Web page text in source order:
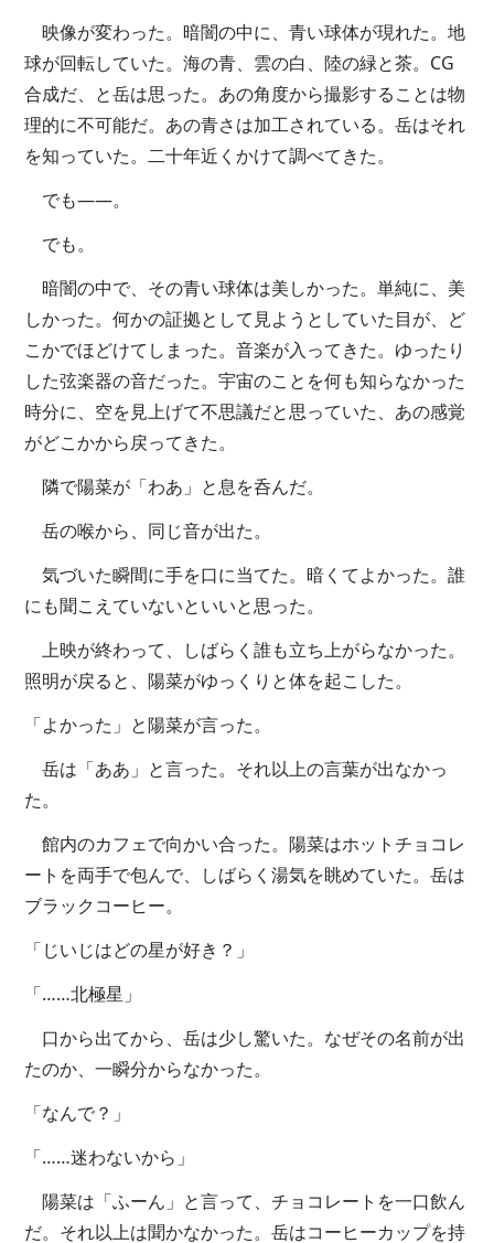
映像が変わった。暗闇の中に、青い球体が現れた。地
球が回転していた。海の青、雲の白、陸の緑と茶。CG
合成だ、と岳は思った。あの角度から撮影することは物
理的に不可能だ。あの青さは加工されている。岳はそれ
を知っていた。二十年近くかけて調べてきた。
でも——。
でも。
暗闇の中で、その青い球体は美しかった。単純に、美
しかった。何かの証拠として見ようとしていた目が、ど
こかでほどけてしまった。音楽が入ってきた。ゆったり
した弦楽器の音だった。宇宙のことを何も知らなかった
時分に、空を見上げて不思議だと思っていた、あの感覚
がどこかから戻ってきた。
隣で陽菜が「わあ」と息を呑んだ。
岳の喉から、同じ音が出た。
気づいた瞬間に手を口に当てた。暗くてよかった。誰
にも聞こえていないといいと思った。
上映が終わって、しばらく誰も立ち上がらなかった。
照明が戻ると、陽菜がゆっくりと体を起こした。
「よかった」と陽菜が言った。
岳は「ああ」と言った。それ以上の言葉が出なかっ
た。
館内のカフェで向かい合った。陽菜はホットチョコレ
ートを両手で包んで、しばらく湯気を眺めていた。岳は
ブラックコーヒー。
「じいじはどの星が好き？」
「……北極星」
口から出てから、岳は少し驚いた。なぜその名前が出
たのか、一瞬分からなかった。
「なんで？」
「……迷わないから」
陽菜は「ふーん」と言って、チョコレートを一口飲ん
だ。それ以上は聞かなかった。岳はコーヒーカップを持